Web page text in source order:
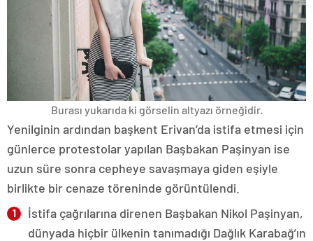
Burası yukarıda ki görselin altyazı örneğidir.
Yenilginin ardından başkent Erivan’da istifa etmesi için
günlerce protestolar yapılan Başbakan Paşinyan ise
uzun süre sonra cepheye savaşmaya giden eşiyle
birlikte bir cenaze töreninde görüntülendi.
İstifa çağrılarına direnen Başbakan Nikol Paşinyan,
dünyada hiçbir ülkenin tanımadığı Dağlık Karabağ’ın